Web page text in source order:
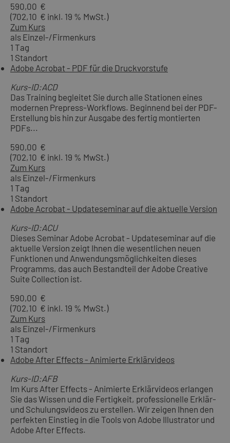
590,00 €
(702,10 € inkl. 19 % MwSt.)
Zum Kurs
als Einzel-/Firmenkurs
1 Tag
1 Standort
Adobe Acrobat - PDF für die Druckvorstufe
Kurs-ID:ACD
Das Training begleitet Sie durch alle Stationen eines
modernen Prepress-Workflows. Beginnend bei der PDF-
Erstellung bis hin zur Ausgabe des fertig montierten
PDFs...
590,00 €
(702,10 € inkl. 19 % MwSt.)
Zum Kurs
als Einzel-/Firmenkurs
1 Tag
1 Standort
Adobe Acrobat - Updateseminar auf die aktuelle Version
Kurs-ID:ACU
Dieses Seminar Adobe Acrobat - Updateseminar auf die
aktuelle Version zeigt Ihnen die wesentlichen neuen
Funktionen und Anwendungsmöglichkeiten dieses
Programms, das auch Bestandteil der Adobe Creative
Suite Collection ist.
590,00 €
(702,10 € inkl. 19 % MwSt.)
Zum Kurs
als Einzel-/Firmenkurs
1 Tag
1 Standort
Adobe After Effects - Animierte Erklärvideos
Kurs-ID:AFB
Im Kurs After Effects - Animierte Erklärvideos erlangen
Sie das Wissen und die Fertigkeit, professionelle Erklär-
und Schulungsvideos zu erstellen. Wir zeigen Ihnen den
perfekten Einstieg in die Tools von Adobe Illustrator und
Adobe After Effects.